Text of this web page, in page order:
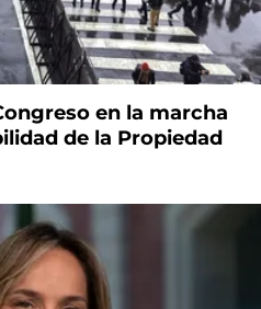
en la marcha
de la Propiedad